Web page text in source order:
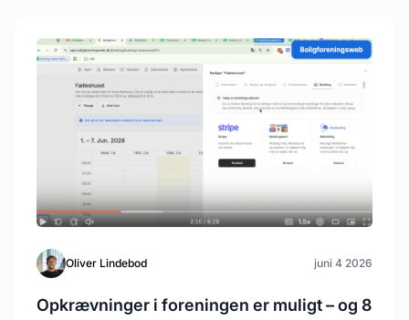
Oliver Lindebod juni 4 2026
Opkrævninger i foreningen er muligt – og 8